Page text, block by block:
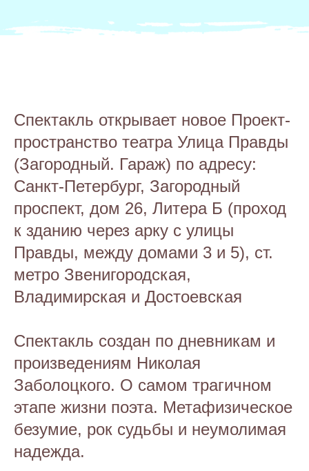
Спектакль открывает новое Проект-
пространство театра Улица Правды
(Загородный. Гараж) по адресу:
Санкт-Петербург, Загородный
проспект, дом 26, Литера Б (проход
к зданию через арку с улицы
Правды, между домами 3 и 5), ст.
метро Звенигородская,
Владимирская и Достоевская
Спектакль создан по дневникам и
произведениям Николая
Заболоцкого. О самом трагичном
этапе жизни поэта. Метафизическое
безумие, рок судьбы и неумолимая
надежда.